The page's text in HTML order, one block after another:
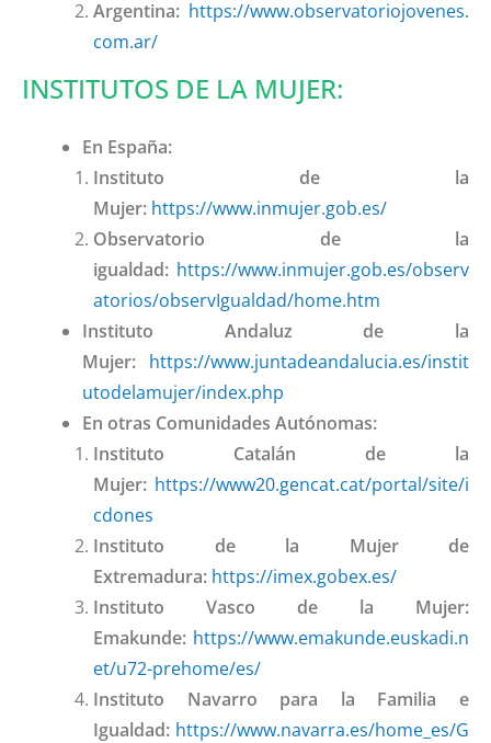
Argentina: https://www.observatoriojovenes.
com.ar/
INSTITUTOS DE LA MUJER:
En España:
Instituto de la
Mujer: https://www.inmujer.gob.es/
Observatorio de la
igualdad: https://www.inmujer.gob.es/observ
atorios/observIgualdad/home.htm
Instituto Andaluz de la
Mujer: https://www.juntadeandalucia.es/instit
utodelamujer/index.php
En otras Comunidades Autónomas:
Instituto Catalán de la
Mujer: https://www20.gencat.cat/portal/site/i
cdones
Instituto de la Mujer de
Extremadura: https://imex.gobex.es/
Instituto Vasco de la Mujer:
Emakunde: https://www.emakunde.euskadi.n
et/u72-prehome/es/
Instituto Navarro para la Familia e
Igualdad: https://www.navarra.es/home_es/G